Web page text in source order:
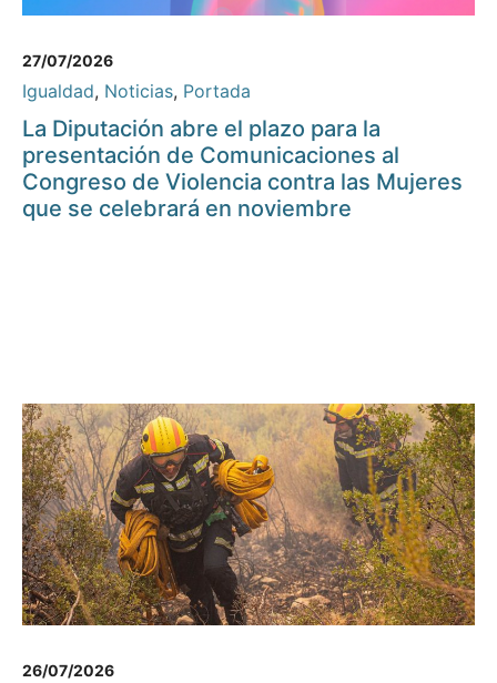
27/07/2026
Igualdad, Noticias, Portada
La Diputación abre el plazo para la
presentación de Comunicaciones al
Congreso de Violencia contra las Mujeres
que se celebrará en noviembre
26/07/2026